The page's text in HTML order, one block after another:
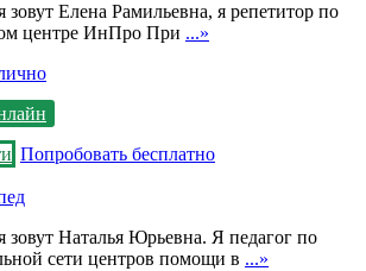
зовут Елена Рамильевна, я репетитор по
центре ИнПро При ...»
Попробовать бесплатно
зовут Наталья Юрьевна. Я педагог по
сети центров помощи в ...»